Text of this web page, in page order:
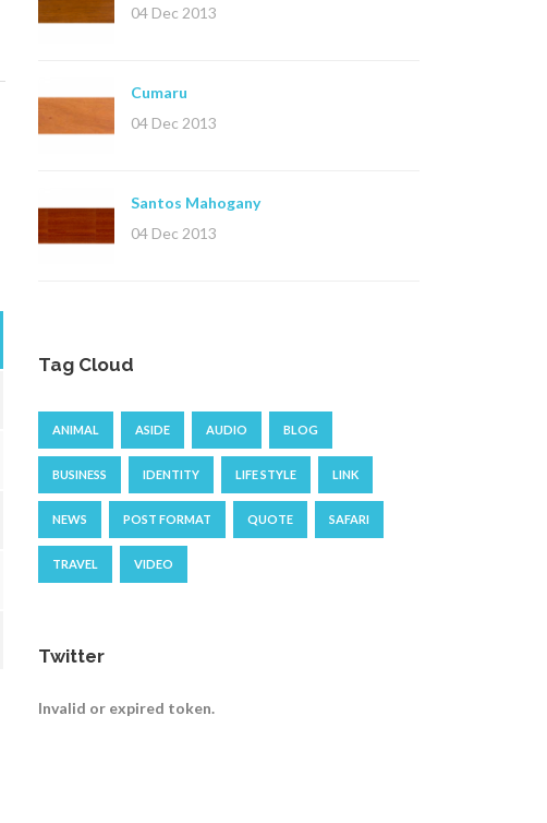
04 Dec 2013
Cumaru
04 Dec 2013
Santos Mahogany
04 Dec 2013
Tag Cloud
ANIMAL ASIDE AUDIO BLOG
BUSINESS IDENTITY LIFE STYLE LINK
NEWS POST FORMAT QUOTE SAFARI
TRAVEL VIDEO
Twitter
Invalid or expired token.